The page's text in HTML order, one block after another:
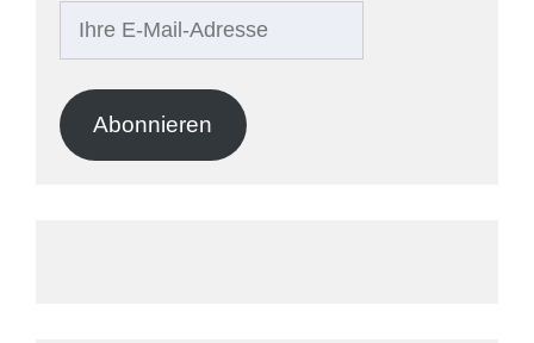
Adresse
Abonnieren